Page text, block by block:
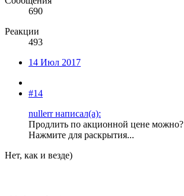
690
Реакции
493
14 Июл 2017
#14
nullerr написал(а):
Продлить по акционной цене можно?
Нажмите для раскрытия...
Нет, как и везде)